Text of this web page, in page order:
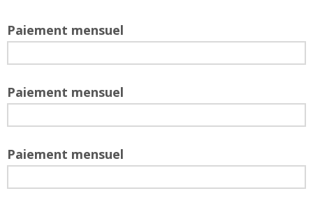
Paiement mensuel
Paiement mensuel
Paiement mensuel